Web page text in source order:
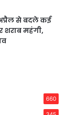
से बदले कई
शराब महंगी,
660